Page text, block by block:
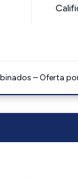
– Oferta